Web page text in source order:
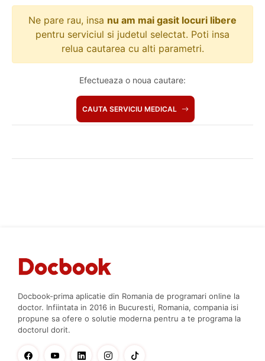
Ne pare rau, insa nu am mai gasit locuri libere
pentru serviciul si judetul selectat. Poti insa
relua cautarea cu alti parametri.
Efectueaza o noua cautare:
CAUTA SERVICIU MEDICAL
Docbook-prima aplicatie din Romania de programari online la
doctor. Infiintata in 2016 in Bucuresti, Romania, compania isi
propune sa ofere o solutie moderna pentru a te programa la
doctorul dorit.